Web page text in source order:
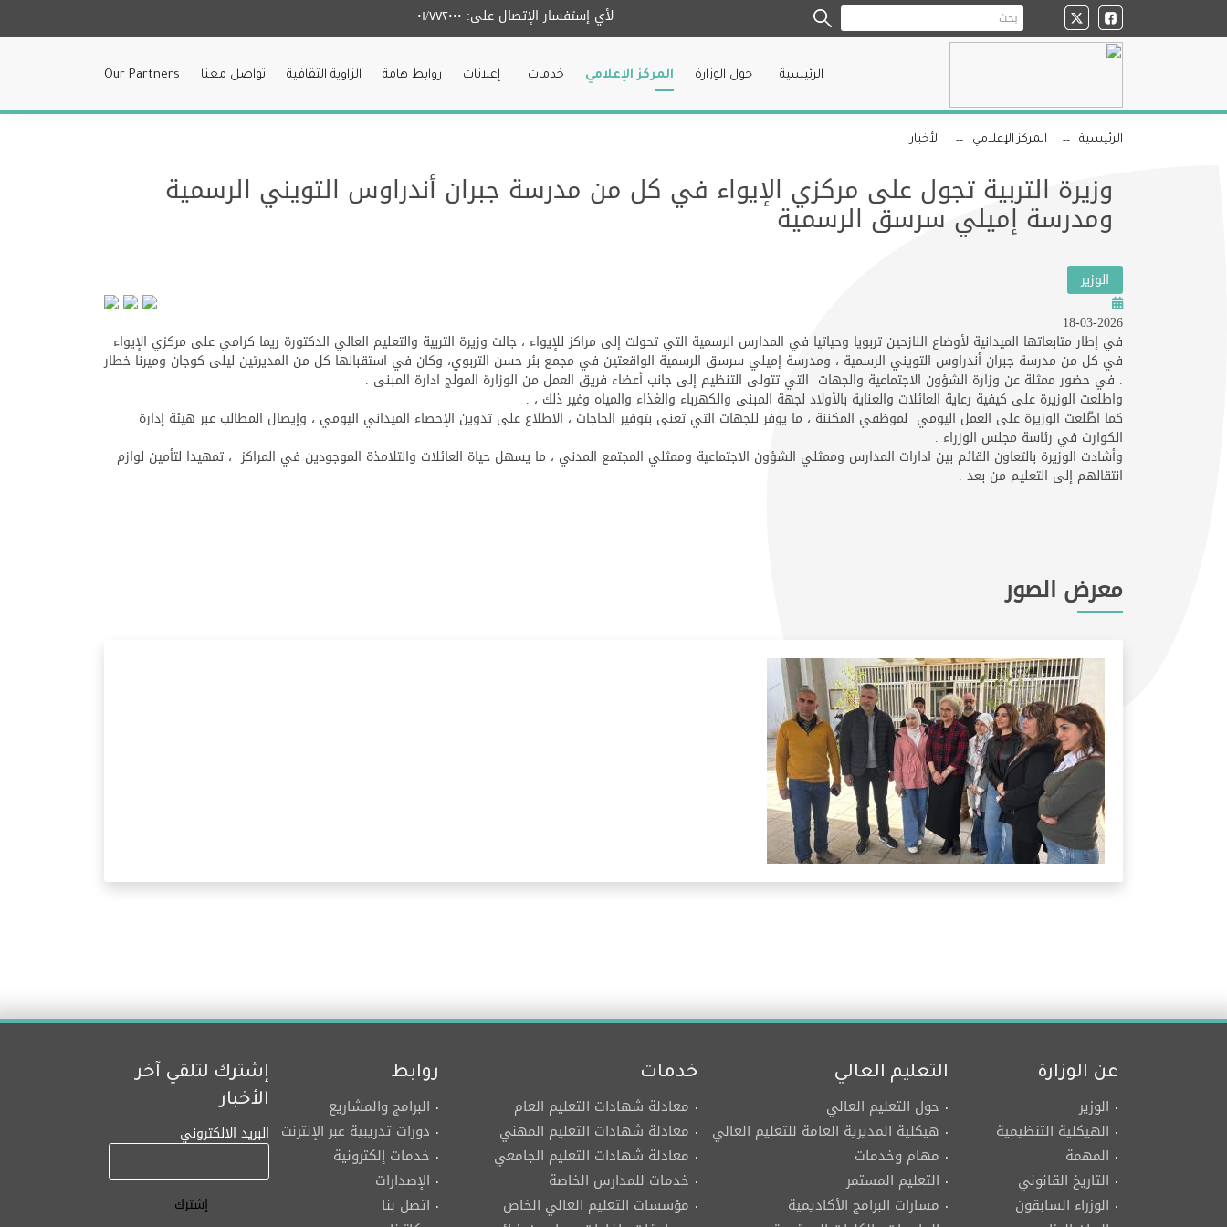
لأي إستفسار الإتصال على: ٠١/٧٧٢٠٠٠
الرئيسية حول الوزارة المركز الإعلامي خدمات إعلانات روابط هامة الزاوية الثقافية تواصل معنا Our Partners
الرئيسية المركز الإعلامي الأخبار
وزيرة التربية تجول على مركزي الإيواء في كل من مدرسة جبران أندراوس التويني الرسمية
ومدرسة إميلي سرسق الرسمية
الوزير
18-03-2026
في إطار متابعاتها الميدانية لأوضاع النازحين تربويا وحياتيا في المدارس الرسمية التي تحولت إلى مراكز للإيواء ، جالت وزيرة التربية والتعليم العالي الدكتورة ريما كرامي على مركزي الإيواء
في كل من مدرسة جبران أندراوس التويني الرسمية ، ومدرسة إميلي سرسق الرسمية الواقعتين في مجمع بئر حسن التربوي، وكان في استقبالها كل من المديرتين ليلى كوجان وميرنا خطار
. في حضور ممثلة عن وزارة الشؤون الاجتماعية والجهات التي تتولى التنظيم إلى جانب أعضاء فريق العمل من الوزارة المولج ادارة المبنى .
واطلعت الوزيرة على كيفية رعاية العائلات والعناية بالأولاد لجهة المبنى والكهرباء والغذاء والمياه وغير ذلك ، .
كما اطّلعت الوزيرة على العمل اليومي لموظفي المكننة ، ما يوفر للجهات التي تعنى بتوفير الحاجات ، الاطلاع على تدوين الإحصاء الميداني اليومي ، وإيصال المطالب عبر هيئة إدارة
الكوارث في رئاسة مجلس الوزراء .
وأشادت الوزيرة بالتعاون القائم بين ادارات المدارس وممثلي الشؤون الاجتماعية وممثلي المجتمع المدني ، ما يسهل حياة العائلات والتلامذة الموجودين في المراكز ، تمهيدا لتأمين لوازم
انتقالهم إلى التعليم من بعد .
معرض الصور
عن الوزارة
الوزير
الهيكلية التنظيمية
المهمة
التاريخ القانوني
الوزراء السابقون
التعليم العالي
حول التعليم العالي
هيكلية المديرية العامة للتعليم العالي
مهام وخدمات
التعليم المستمر
مسارات البرامج الأكاديمية
خدمات
معادلة شهادات التعليم العام
معادلة شهادات التعليم المهني
معادلة شهادات التعليم الجامعي
خدمات للمدارس الخاصة
مؤسسات التعليم العالي الخاص
روابط
البرامج والمشاريع
دورات تدريبية عبر الإنترنت
خدمات إلكترونية
الإصدارات
اتصل بنا
إشترك لتلقي آخر
الأخبار
البريد الالكتروني